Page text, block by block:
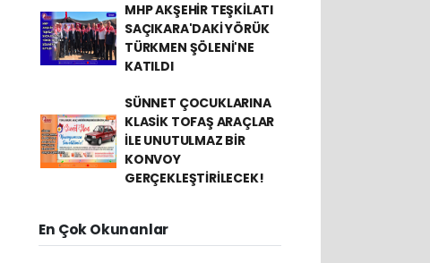
MHP AKŞEHİR TEŞKİLATI
SAÇIKARA'DAKİ YÖRÜK
TÜRKMEN ŞÖLENİ'NE
KATILDI
SÜNNET ÇOCUKLARINA
KLASİK TOFAŞ ARAÇLAR
İLE UNUTULMAZ BİR
KONVOY
GERÇEKLEŞTİRİLECEK!
En Çok Okunanlar